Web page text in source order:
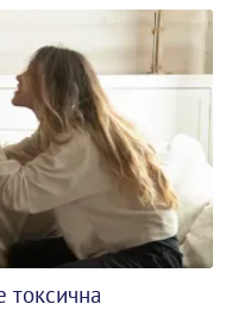
токсична